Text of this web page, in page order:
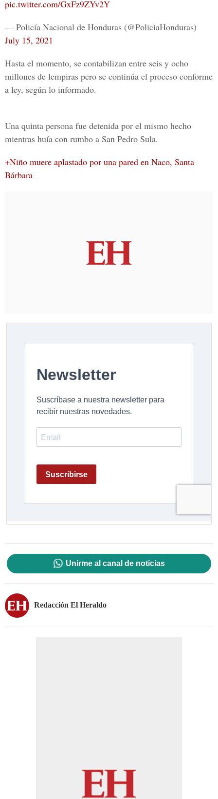
pic.twitter.com/GxFz9ZYv2Y
— Policía Nacional de Honduras (@PoliciaHonduras)
July 15, 2021
Hasta el momento, se contabilizan entre seis y ocho
millones de lempiras pero se continúa el proceso conforme
a ley, según lo informado.
Una quinta persona fue detenida por el mismo hecho
mientras huía con rumbo a San Pedro Sula.
+Niño muere aplastado por una pared en Naco, Santa
Bárbara
Unirme al canal de noticias
Redacción El Heraldo